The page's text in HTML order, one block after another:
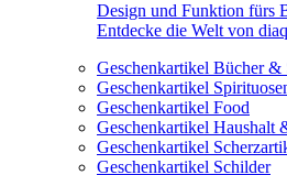
Design und Funktion fürs
Entdecke die Welt von
Geschenkartikel Bücher &
Geschenkartikel
Geschenkartikel Food
Geschenkartikel Haushalt
Geschenkartikel
Geschenkartikel Schilder